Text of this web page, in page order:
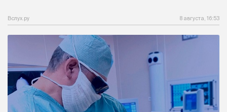
Вслух.ру 8 августа, 16:53